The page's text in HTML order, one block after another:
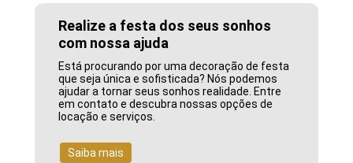
Realize a festa dos seus sonhos
com nossa ajuda
Está procurando por uma decoração de festa
que seja única e sofisticada? Nós podemos
ajudar a tornar seus sonhos realidade. Entre
em contato e descubra nossas opções de
locação e serviços.
Saiba mais